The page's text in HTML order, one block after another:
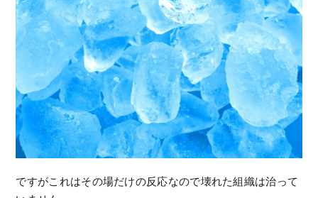
ですがこれはその場だけの反応なので壊れた組織は治って